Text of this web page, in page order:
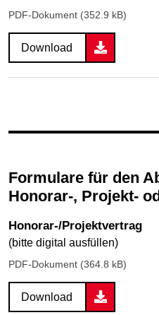
PDF-Dokument (352.9 kB)
Download
Formulare für den Abschluss eines
Honorar-, Projekt-
Honorar-/Projektvertrag
(bitte digital ausfüllen)
PDF-Dokument (364.8 kB)
Download